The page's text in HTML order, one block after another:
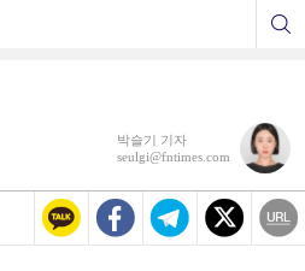
박슬기 기자
seulgi@fntimes.com